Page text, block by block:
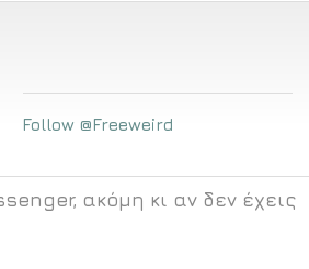
Follow @Freeweird
ακόμη κι αν δεν έχεις